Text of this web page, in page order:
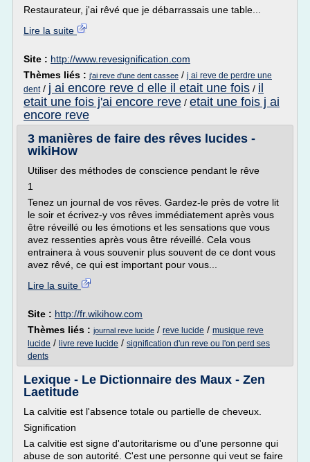
Restaurateur, j'ai rêvé que je débarrassais une table...
Lire la suite
Site : http://www.revesignification.com
Thèmes liés : j'ai reve d'une dent cassee / j ai reve de perdre une
dent/ j ai encore reve d elle il etait une fois / il
etait une fois j'ai encore reve / etait une fois j ai
encore reve
3 manières de faire des rêves lucides -
wikiHow
Utiliser des méthodes de conscience pendant le rêve
1
Tenez un journal de vos rêves. Gardez-le près de votre lit
le soir et écrivez-y vos rêves immédiatement après vous
être réveillé ou les émotions et les sensations que vous
avez ressenties après vous être réveillé. Cela vous
entrainera à vous souvenir plus souvent de ce dont vous
avez rêvé, ce qui est important pour vous...
Lire la suite
Site : http://fr.wikihow.com
Thèmes liés : journal reve lucide / reve lucide / musique reve
lucide / livre reve lucide / signification d'un reve ou l'on perd ses
dents
Lexique - Le Dictionnaire des Maux - Zen
Laetitude
La calvitie est l'absence totale ou partielle de cheveux.
Signification
La calvitie est signe d'autoritarisme ou d'une personne qui
abuse de son autorité. C'est une personne qui veut se faire